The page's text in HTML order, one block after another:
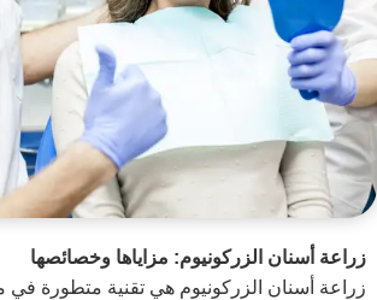
زراعة أسنان الزركونيوم: مزاياها وخصائصها
زراعة أسنان الزركونيوم هي تقنية متطورة